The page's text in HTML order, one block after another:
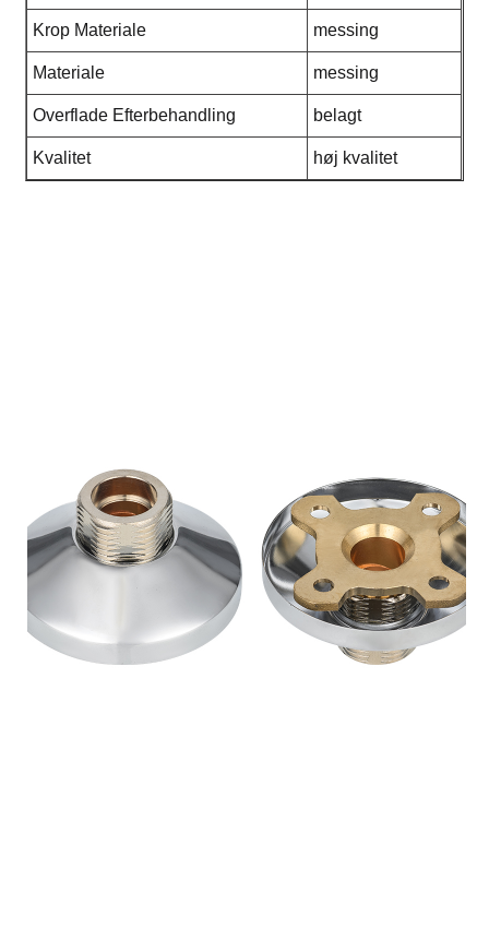
Krop Materiale messing
Materiale messing
Overflade Efterbehandling belagt
Kvalitet høj kvalitet